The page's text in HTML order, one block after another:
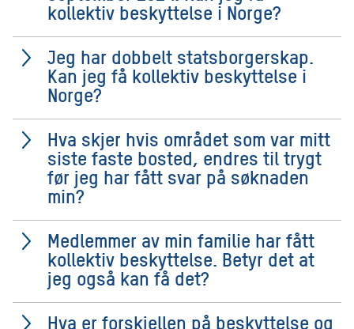
kollektiv beskyttelse i Norge?
Jeg har dobbelt statsborgerskap.
Kan jeg få kollektiv beskyttelse i
Norge?
Hva skjer hvis området som var mitt
siste faste bosted, endres til trygt
før jeg har fått svar på søknaden
min?
Medlemmer av min familie har fått
kollektiv beskyttelse. Betyr det at
jeg også kan få det?
Hva er forskjellen på beskyttelse og